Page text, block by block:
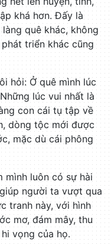
khá hơn. Đấy là
quê khác, không
triển khác cũng
hỏi: Ở quê mình lúc
lúc vui nhất là
con cái tụ tập về
dòng tộc mới được
mặc dù cái phông
mình luôn có sự hài
người ta vượt qua
tranh này, với hình
mơ, đám mây, thu
vọng của họ.